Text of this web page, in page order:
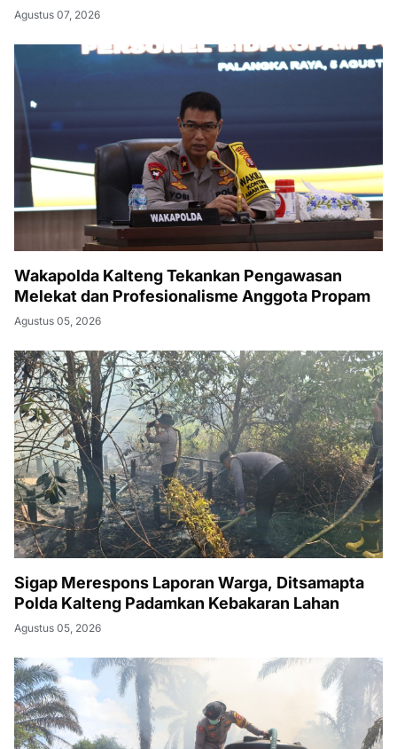
Agustus 07, 2026
Wakapolda Kalteng Tekankan Pengawasan
Melekat dan Profesionalisme Anggota Propam
Agustus 05, 2026
Sigap Merespons Laporan Warga, Ditsamapta
Polda Kalteng Padamkan Kebakaran Lahan
Agustus 05, 2026